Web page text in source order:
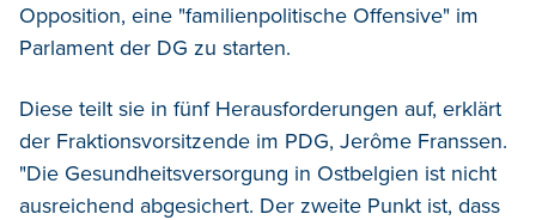
Opposition, eine "familienpolitische Offensive" im
Parlament der DG zu starten.
Diese teilt sie in fünf Herausforderungen auf, erklärt
der Fraktionsvorsitzende im PDG, Jerôme Franssen.
"Die Gesundheitsversorgung in Ostbelgien ist nicht
ausreichend abgesichert. Der zweite Punkt ist, dass